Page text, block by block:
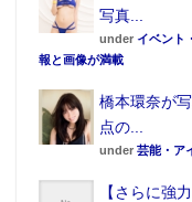
写真...
under イベント
報と画像が満載
橋本環奈が
点の...
under 芸能・ア
【さらに強